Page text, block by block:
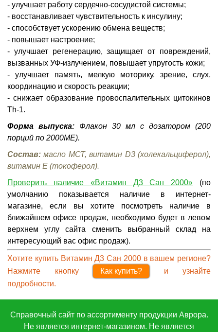
- улучшает работу сердечно-сосудистой системы;
- восстанавливает чувствительность к инсулину;
- способствует ускорению обмена веществ;
- повышает настроение;
- улучшает регенерацию, защищает от повреждений,
вызванных УФ-излучением, повышает упругость кожи;
- улучшает память, мелкую моторику, зрение, слух,
координацию и скорость реакции;
- снижает образование провоспалительных цитокинов
Th-1.
Форма выпуска: Флакон 30 мл с дозатором (200
порций по 2000МЕ).
Состав: масло МСТ, витамин D3 (холекальциферол),
витамин E (токоферол).
Проверить наличие «Витамин Д3 Сан 2000» (по
умолчанию показывается наличие в интернет-
магазине, если вы хотите посмотреть наличие в
ближайшем офисе продаж, необходимо будет в левом
верхнем углу сайта сменить выбранный склад на
интересующий вас офис продаж).
Хотите купить Витамин Д3 Сан 2000 в вашем регионе?
Нажмите кнопку
Как купить?
и узнайте
подробности.
Справочный сайт по ассортименту продукции Аврора.
Не является интернет-магазином. Не является